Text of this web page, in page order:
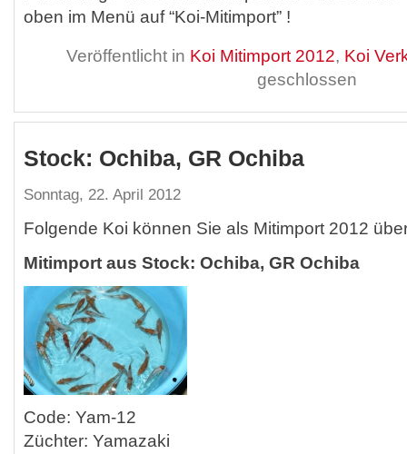
oben im Menü auf “Koi-Mitimport” !
Veröffentlicht in Koi Mitimport 2012, Koi
geschlossen
Stock: Ochiba, GR Ochiba
Sonntag, 22. April 2012
Folgende Koi können Sie als Mitimport 2012
Mitimport aus Stock: Ochiba, GR Ochiba
Code: Yam-12
Züchter: Yamazaki